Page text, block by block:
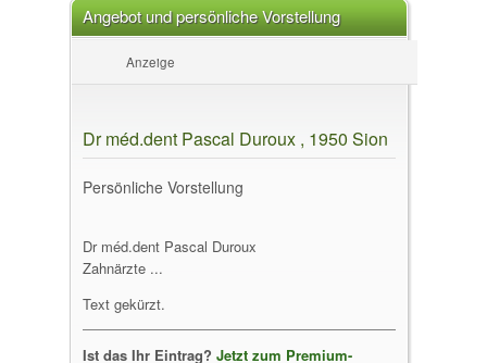
Angebot und persönliche Vorstellung
Anzeige
Dr méd.dent Pascal Duroux , 1950 Sion
Persönliche Vorstellung
Dr méd.dent Pascal Duroux
Zahnärzte ...
Text gekürzt.
Ist das Ihr Eintrag? Jetzt zum Premium-